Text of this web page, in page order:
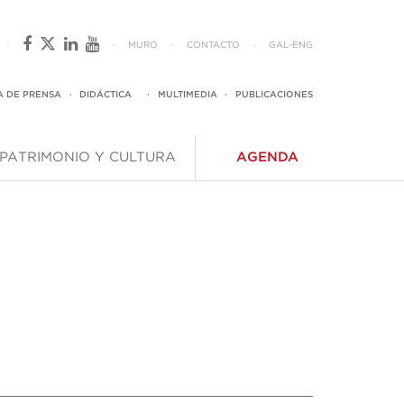
· · MURO · CONTACTO · GAL- ENG
DE PRENSA · DIDÁCTICA · MULTIMEDIA · PUBLICACIONES
PATRIMONIO Y CULTURA AGENDA